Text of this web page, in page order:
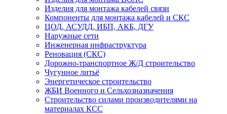
Изделия для монтажа кабелей связи
Компоненты для монтажа кабелей и СКС
ЦОД, АСУДД, ИБП, АКБ, ДГУ
Наружные сети
Инженерная инфраструктура
Реновация (СКС)
Дорожно-транспортное Ж/Д строительство
Чугунное литьё
Энергетическое строительство
ЖБИ Военного и Сельхозназначения
Строительство силами производителями на
материалах КСС